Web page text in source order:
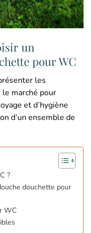
un
pour WC
les
marché pour
et d’hygiène
d’un ensemble de
?
douchette pour
WC